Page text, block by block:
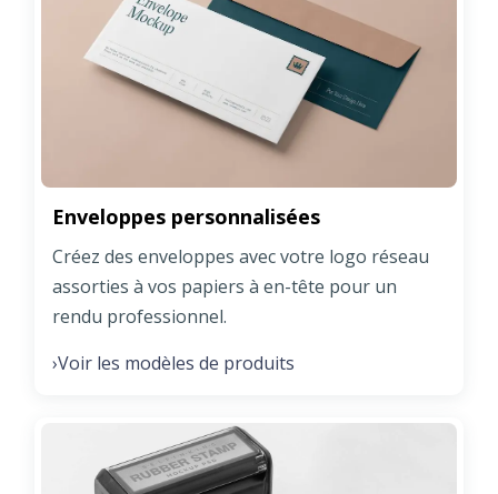
Enveloppes personnalisées
Créez des enveloppes avec votre logo réseau
assorties à vos papiers à en-tête pour un
rendu professionnel.
›Voir les modèles de produits